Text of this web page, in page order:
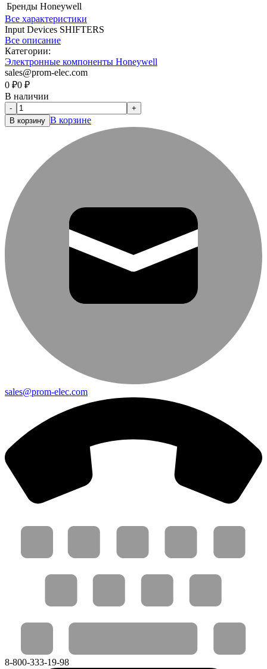
Бренды Honeywell
Все характеристики
Input Devices SHIFTERS
Все описание
Категории:
Электронные компоненты Honeywell
sales@prom-elec.com
0 ₽0 ₽
В наличии
-
+
В корзину В корзине
sales@prom-elec.com
8-800-333-19-98